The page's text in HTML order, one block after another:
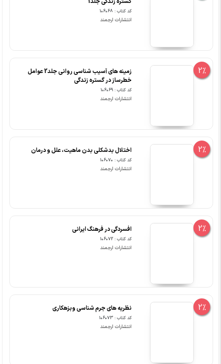
کد کتاب : 106068
انتشارات ارجمند
2%
زمینه های آسیب شناسی روانی جلد2 عوامل
خطرساز در گستره زندگی
کد کتاب : 106069
انتشارات ارجمند
2% اختلال بدشکلی بدن ماهیت، علل و درمان
کد کتاب : 106070
انتشارات ارجمند
2% افسردگی در فرهنگ ایرانی
کد کتاب : 106072
انتشارات ارجمند
2% نظریه های جرم شناسی وبزهکاری
کد کتاب : 106073
انتشارات ارجمند